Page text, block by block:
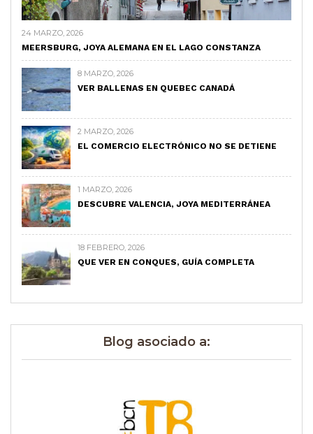
24 MARZO, 2026
MEERSBURG, JOYA ALEMANA EN EL LAGO CONSTANZA
8 MARZO, 2026
VER BALLENAS EN QUEBEC CANADÁ
2 MARZO, 2026
EL COMERCIO ELECTRÓNICO NO SE DETIENE
1 MARZO, 2026
DESCUBRE VALENCIA, JOYA MEDITERRÁNEA
18 FEBRERO, 2026
QUE VER EN CONQUES, GUÍA COMPLETA
Blog asociado a: